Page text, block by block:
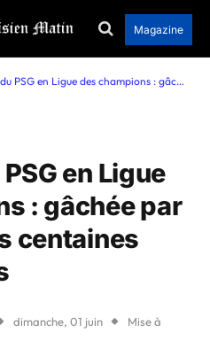
Magazine
des champions : gâchée par 2 morts et des centaines d’arrestations
en Ligue
: gâchée par
centaines
dimanche, 01 juin Mise à